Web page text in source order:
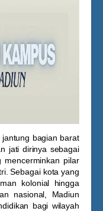
bagian barat
jati dirinya sebagai
pilar
Sebagai kota yang
kolonial hingga
nasional, Madiun
bagi wilayah